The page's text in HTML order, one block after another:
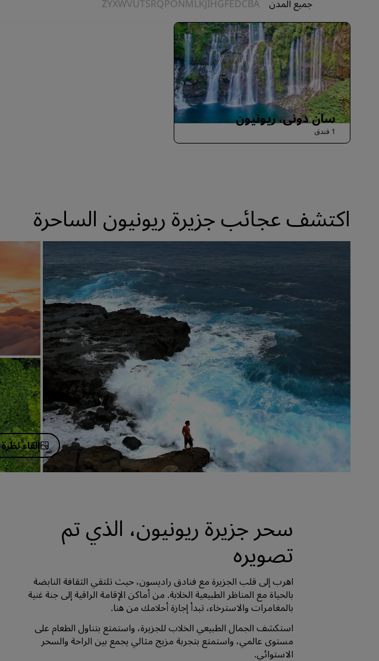
جميع المدن A
B
C
D
E
F
G
H
I
J
K
L
M
N
O
P
Q
R
S
T
U
V
W
X
Y
Z
سان دوني، ريونيون
1 فندق
اكتشف عجائب جزيرة ريونيون الساحرة
إلقاء
سحر جزيرة ريونيون، الذي تم
تصويره
اهرب إلى قلب الجزيرة مع فنادق راديسون، حيث تلتقي الثقافة النابضة
بالحياة مع المناظر الطبيعية الخلابة. من أماكن الإقامة الراقية إلى جنة غنية
بالمغامرات والاسترخاء، تبدأ إجازة أحلامك من هنا.
استكشف الجمال الطبيعي الخلاب للجزيرة، واستمتع بتناول الطعام على
مستوى عالمي، واستمتع بتجربة مزيج مثالي يجمع بين الراحة والسحر
الاستوائي.